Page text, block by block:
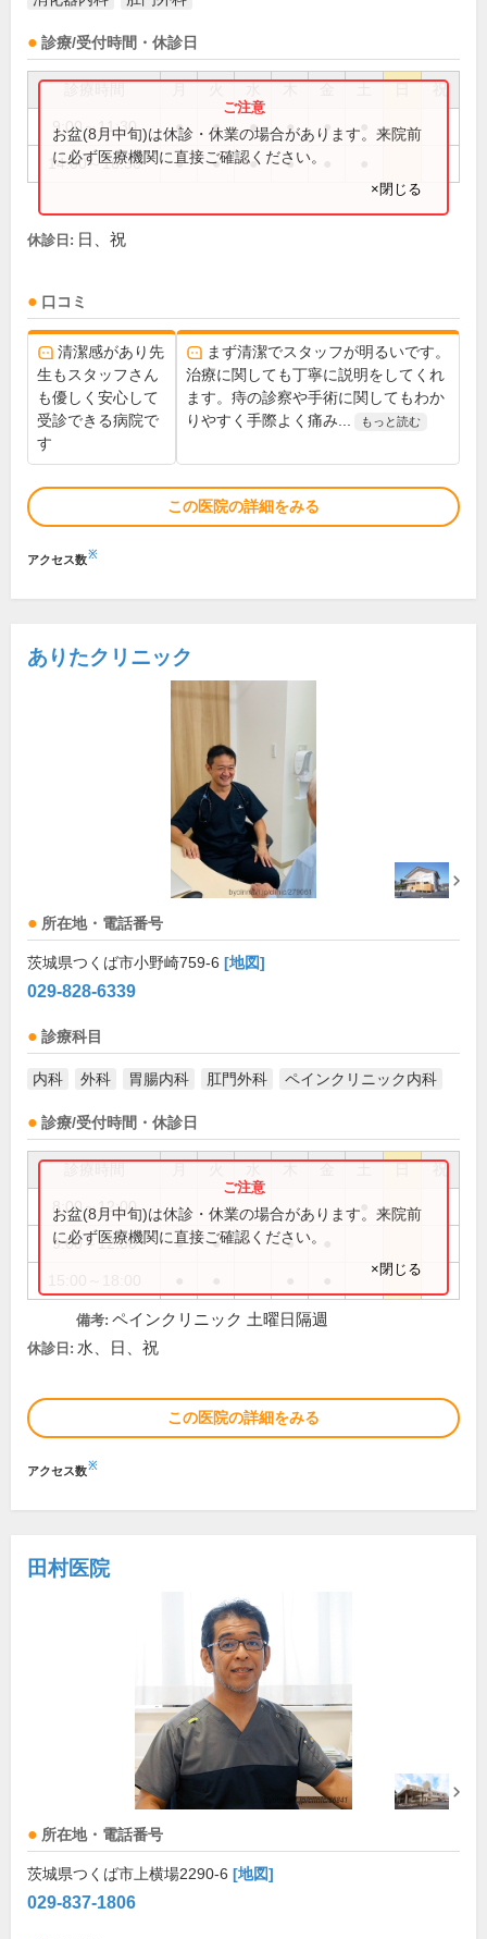
診療/受付時間・休診日
祝
9:00～11:30 ● ● ● ● ●
14:00～16:30 ● ● ● ●
お盆(8月中旬)は休診・休業の場合があります。来院前
に必ず医療機関に直接ご確認ください。
×閉じる
休診日: 日、祝
口コミ
清潔感があり先
生もスタッフさん
も優しく安心して
受診できる病院で
す
まず清潔でスタッフが明るいです。
治療に関しても丁寧に説明をしてくれ
ます。痔の診察や手術に関してもわか
りやすく手際よく痛み...
もっと読む
この医院の詳細をみる
アクセス数※
ありたクリニック
所在地・電話番号
茨城県つくば市小野崎759-6 [地図]
029-828-6339
診療科目
内科 外科 胃腸内科 肛門外科 ペインクリニック内科
診療/受付時間・休診日
祝
8:00～12:00
9:00～12:00 ● ● ●
お盆(8月中旬)は休診・休業の場合があります。来院前
に必ず医療機関に直接ご確認ください。
×閉じる
備考: ペインクリニック 土曜日隔週
休診日: 水、日、祝
この医院の詳細をみる
アクセス数※
田村医院
所在地・電話番号
茨城県つくば市上横場2290-6 [地図]
029-837-1806